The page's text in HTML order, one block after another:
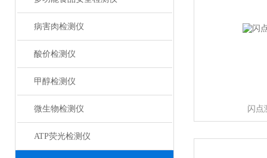
病害肉检测仪
酸价检测仪
甲醇检测仪
微生物检测仪
ATP荧光检测仪
闪点